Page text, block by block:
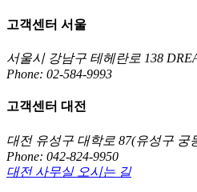
고객센터 서울
서울시 강남구 테헤란로 138
Phone: 02-584-9993
고객센터 대전
대전 유성구 대학로 87(유성구 궁
Phone: 042-824-9950
대전 사무실 오시는 길